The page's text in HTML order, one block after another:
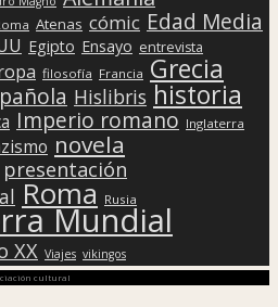
Atenas cómic Edad Media
Egipto Ensayo entrevista
filosofía Francia Grecia
Hislibris historia
Imperio romano Inglaterra
novela
presentación
Roma Rusia
Mundial
XX Viajes vikingos
cultural